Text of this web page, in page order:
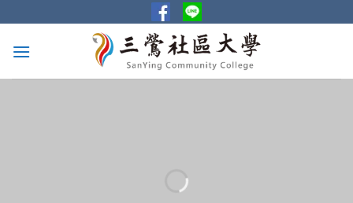
to
content